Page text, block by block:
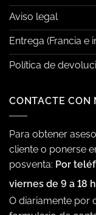
Aviso legal
Entrega (Francia e
Política de
CONTACTE CON
Para obtener
cliente o ponerse
posventa: Por
viernes de 9 a 18
O diariamente por